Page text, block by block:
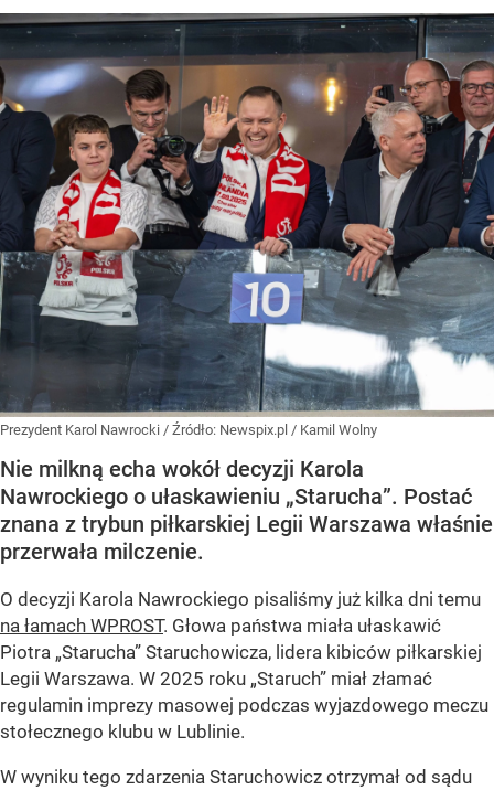
Prezydent Karol Nawrocki / Źródło: Newspix.pl / Kamil Wolny
Nie milkną echa wokół decyzji Karola
Nawrockiego o ułaskawieniu „Starucha”. Postać
znana z trybun piłkarskiej Legii Warszawa właśnie
przerwała milczenie.
O decyzji Karola Nawrockiego pisaliśmy już kilka dni temu
na łamach WPROST. Głowa państwa miała ułaskawić
Piotra „Starucha” Staruchowicza, lidera kibiców piłkarskiej
Legii Warszawa. W 2025 roku „Staruch” miał złamać
regulamin imprezy masowej podczas wyjazdowego meczu
stołecznego klubu w Lublinie.
W wyniku tego zdarzenia Staruchowicz otrzymał od sądu